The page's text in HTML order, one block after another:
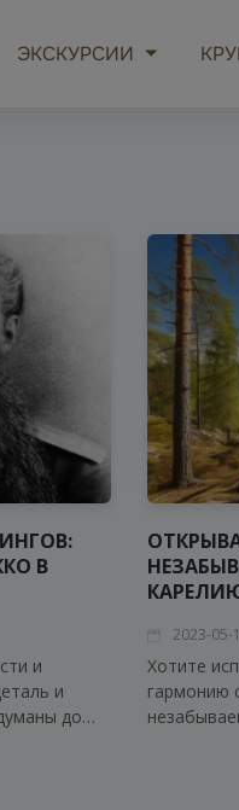
ЭКСКУРСИИ
В
и
и
до
2023-05-
Хотите
гармонию